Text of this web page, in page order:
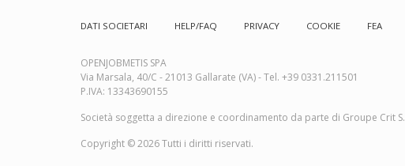
menu
DATI SOCIETARI HELP/FAQ PRIVACY COOKIE FEA
OPENJOBMETIS SPA
Via Marsala, 40/C - 21013 Gallarate (VA) - Tel. +39 0331.211501
P.IVA: 13343690155
Società soggetta a direzione e coordinamento da parte di Groupe Crit
Copyright © 2026 Tutti i diritti riservati.